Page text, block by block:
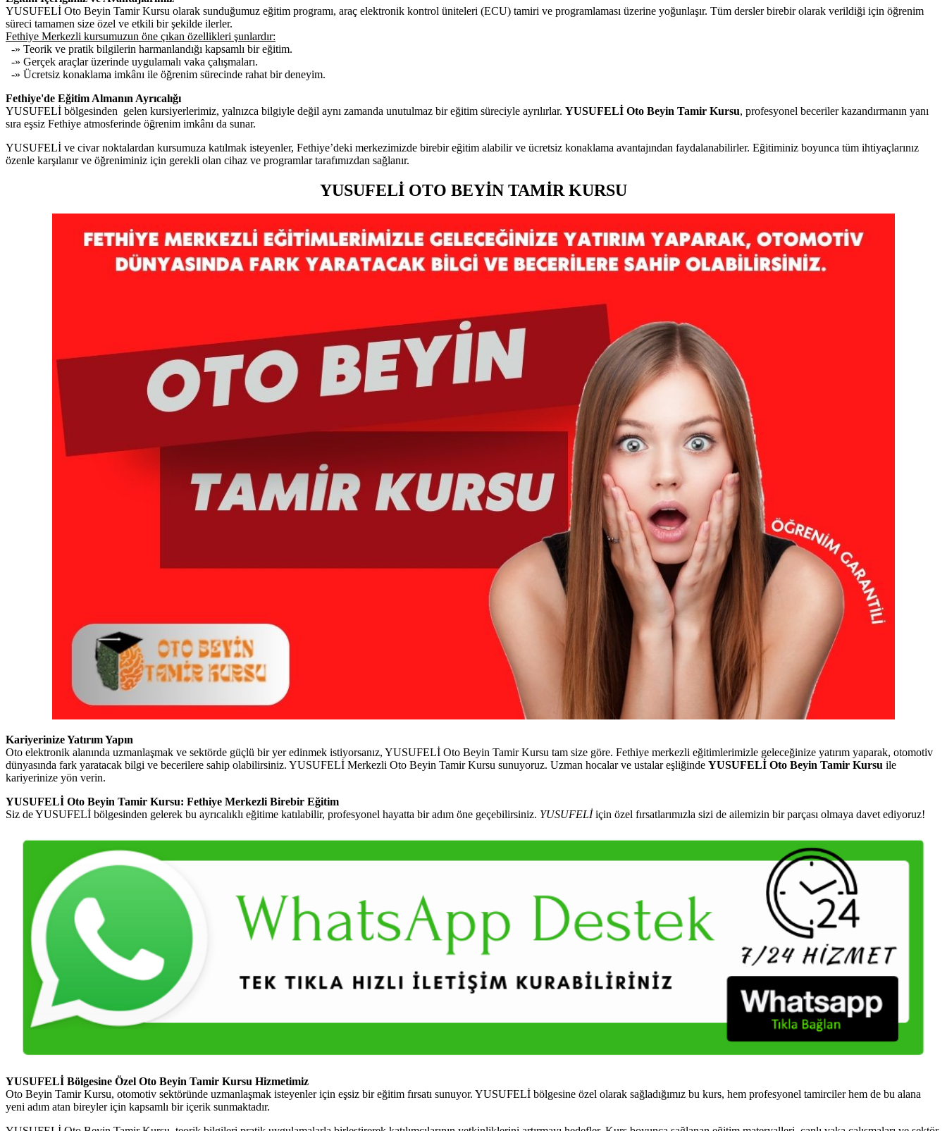
YUSUFELİ Oto Beyin Tamir Kursu olarak sunduğumuz eğitim programı, araç elektronik kontrol üniteleri (ECU) tamiri ve programlaması üzerine yoğunlaşır. Tüm dersler birebir olarak verildiği için öğrenim
süreci tamamen size özel ve etkili bir şekilde ilerler.
Fethiye Merkezli kursumuzun öne çıkan özellikleri şunlardır:
-» Teorik ve pratik bilgilerin harmanlandığı kapsamlı bir eğitim.
-» Gerçek araçlar üzerinde uygulamalı vaka çalışmaları.
-» Ücretsiz konaklama imkânı ile öğrenim sürecinde rahat bir deneyim.
Fethiye'de Eğitim Almanın Ayrıcalığı
YUSUFELİ bölgesinden gelen kursiyerlerimiz, yalnızca bilgiyle değil aynı zamanda unutulmaz bir eğitim süreciyle ayrılırlar. YUSUFELİ Oto Beyin Tamir Kursu, profesyonel beceriler kazandırmanın yanı
sıra eşsiz Fethiye atmosferinde öğrenim imkânı da sunar.
YUSUFELİ ve civar noktalardan kursumuza katılmak isteyenler, Fethiye’deki merkezimizde birebir eğitim alabilir ve ücretsiz konaklama avantajından faydalanabilirler. Eğitiminiz boyunca tüm ihtiyaçlarınız
özenle karşılanır ve öğreniminiz için gerekli olan cihaz ve programlar tarafımızdan sağlanır.
YUSUFELİ OTO BEYİN TAMİR KURSU
Kariyerinize Yatırım Yapın
Oto elektronik alanında uzmanlaşmak ve sektörde güçlü bir yer edinmek istiyorsanız, YUSUFELİ Oto Beyin Tamir Kursu tam size göre. Fethiye merkezli eğitimlerimizle geleceğinize yatırım yaparak, otomotiv
dünyasında fark yaratacak bilgi ve becerilere sahip olabilirsiniz. YUSUFELİ Merkezli Oto Beyin Tamir Kursu sunuyoruz. Uzman hocalar ve ustalar eşliğinde YUSUFELİ Oto Beyin Tamir Kursu ile
kariyerinize yön verin.
YUSUFELİ Oto Beyin Tamir Kursu: Fethiye Merkezli Birebir Eğitim
Siz de YUSUFELİ bölgesinden gelerek bu ayrıcalıklı eğitime katılabilir, profesyonel hayatta bir adım öne geçebilirsiniz. YUSUFELİiçin özel fırsatlarımızla sizi de ailemizin bir parçası olmaya davet ediyoruz!
YUSUFELİ Bölgesine Özel Oto Beyin Tamir Kursu Hizmetimiz
Oto Beyin Tamir Kursu, otomotiv sektöründe uzmanlaşmak isteyenler için eşsiz bir eğitim fırsatı sunuyor. YUSUFELİ bölgesine özel olarak sağladığımız bu kurs, hem profesyonel tamirciler hem de bu alana
yeni adım atan bireyler için kapsamlı bir içerik sunmaktadır.